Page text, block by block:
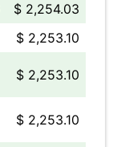
$ 2,254.03
$ 2,253.10
$ 2,253.10
$ 2,253.10